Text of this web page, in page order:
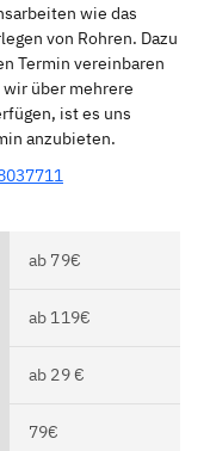
wie das
von Rohren. Dazu
Termin vereinbaren
wir über mehrere
ist es uns
anzubieten.
ab 79€
ab 119€
ab 29 €
79€